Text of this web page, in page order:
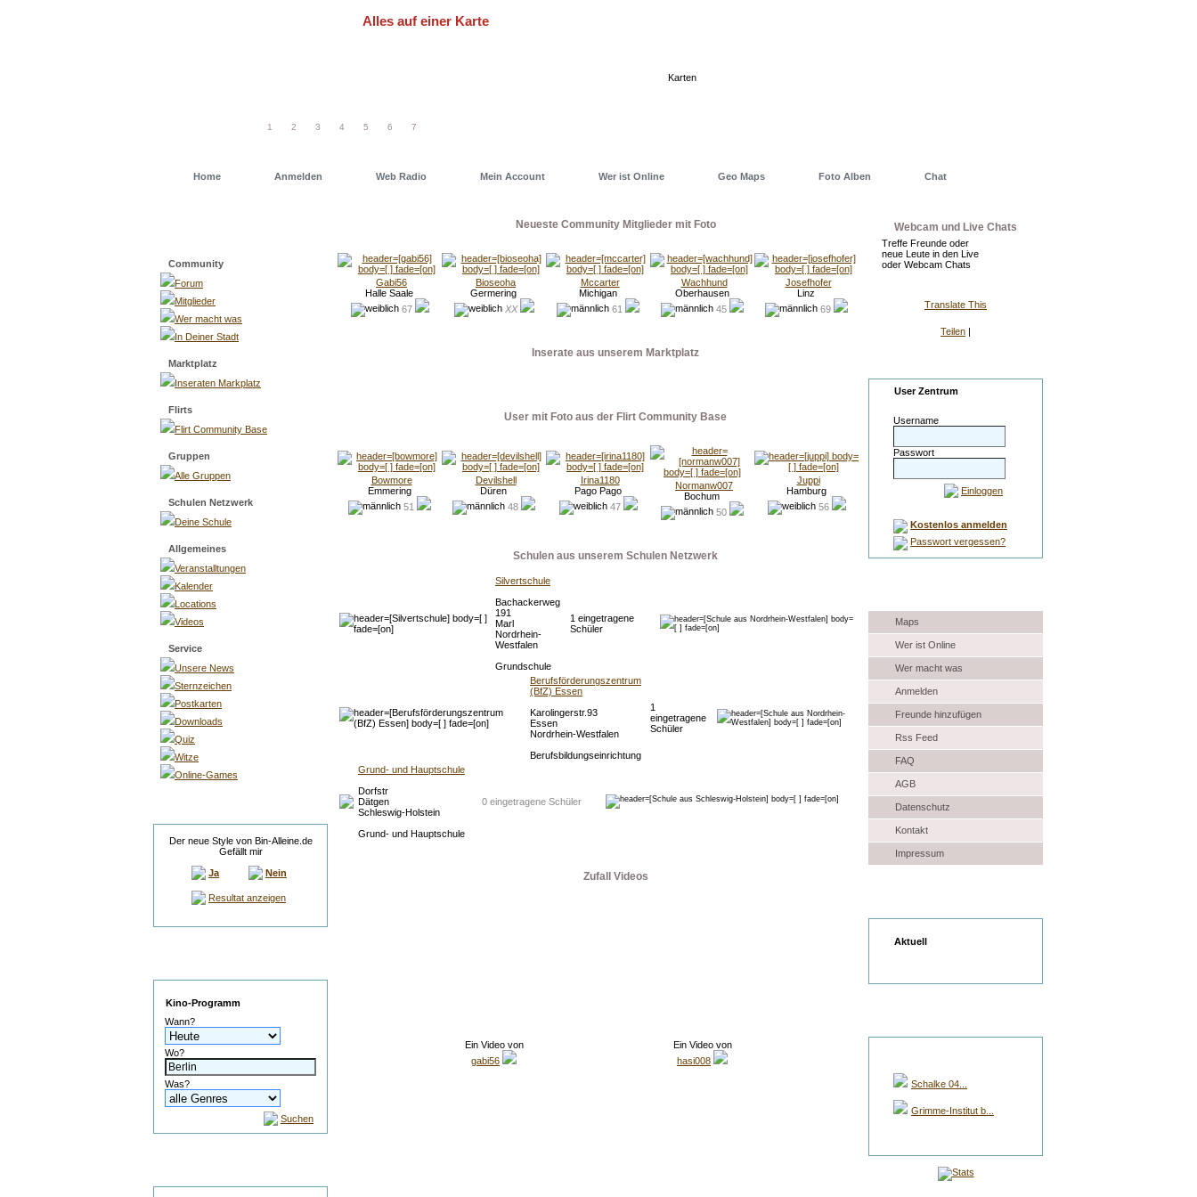
Alles auf einer Karte
Karten
1 2 3 4 5 6 7
Home Anmelden Web Radio Mein Account Wer ist Online Geo Maps Foto Alben Chat
Community
Forum
Mitglieder
Wer macht was
In Deiner Stadt
Marktplatz
Inseraten Markplatz
Flirts
Flirt Community Base
Gruppen
Alle Gruppen
Schulen Netzwerk
Deine Schule
Allgemeines
Veranstalltungen
Kalender
Locations
Videos
Service
Unsere News
Sternzeichen
Postkarten
Downloads
Quiz
Witze
Online-Games
Der neue Style von Bin-Alleine.de
Gefällt mir
Ja
Nein
Resultat anzeigen
Kino-Programm
Wann?
Wo?
Was?
Suchen
Neueste Community Mitglieder mit Foto
Gabi56
Halle Saale
67
Bioseoha
Germering
XX
Mccarter
Michigan
61
Wachhund
Oberhausen
45
Josefhofer
Linz
69
Inserate aus unserem Marktplatz
User mit Foto aus der Flirt Community Base
Bowmore
Emmering
51
Devilshell
Düren
48
Irina1180
Pago Pago
47
Normanw007
Bochum
50
Juppi
Hamburg
56
Schulen aus unserem Schulen Netzwerk
Silvertschule
Bachackerweg
191
Marl
Nordrhein-
Westfalen
Grundschule
1 eingetragene
Schüler
Berufsförderungszentrum
(BfZ) Essen
Karolingerstr.93
Essen
Nordrhein-Westfalen
Berufsbildungseinrichtung
1
eingetragene
Schüler
Grund- und Hauptschule
Dorfstr
Dätgen
Schleswig-Holstein
Grund- und Hauptschule
0 eingetragene Schüler
Zufall Videos
Ein Video von
gabi56
Ein Video von
hasi008
Webcam und Live Chats
Treffe Freunde oder
neue Leute in den Live
oder Webcam Chats
Translate This
Teilen |
User Zentrum
Username
Passwort
Einloggen
Kostenlos anmelden
Passwort vergessen?
Maps
Wer ist Online
Wer macht was
Anmelden
Freunde hinzufügen
Rss Feed
FAQ
AGB
Datenschutz
Kontakt
Impressum
Aktuell
Schalke 04...
Grimme-Institut b...